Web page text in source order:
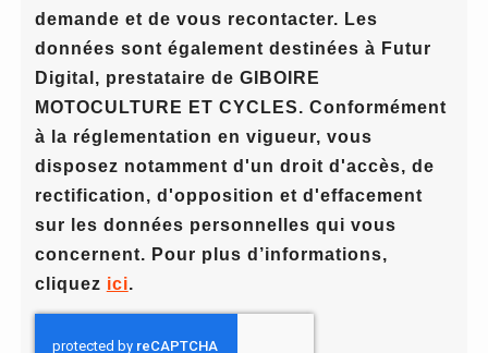
demande et de vous recontacter. Les
données sont également destinées à Futur
Digital, prestataire de GIBOIRE
MOTOCULTURE ET CYCLES. Conformément
à la réglementation en vigueur, vous
disposez notamment d'un droit d'accès, de
rectification, d'opposition et d'effacement
sur les données personnelles qui vous
concernent. Pour plus d’informations,
cliquez ici.